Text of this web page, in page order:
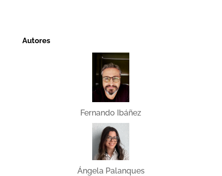
Autores
Fernando Ibáñez
Ángela Palanques